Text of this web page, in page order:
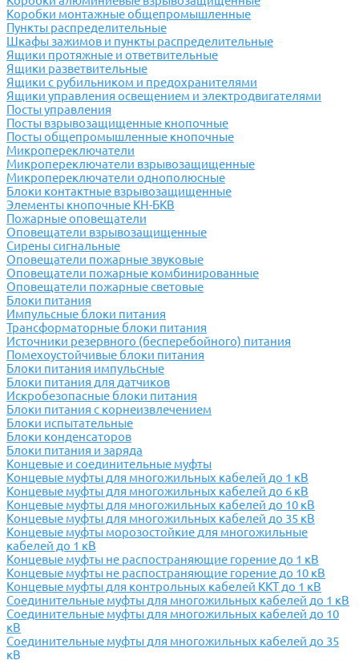
Коробки монтажные общепромышленные
Пункты распределительные
Шкафы зажимов и пункты распределительные
Ящики протяжные и ответвительные
Ящики разветвительные
Ящики с рубильником и предохранителями
Ящики управления освещением и электродвигателями
Посты управления
Посты взрывозащищенные кнопочные
Посты общепромышленные кнопочные
Микропереключатели
Микропереключатели взрывозащищенные
Микропереключатели однополюсные
Блоки контактные взрывозащищенные
Элементы кнопочные КН-БКВ
Пожарные оповещатели
Оповещатели взрывозащищенные
Сирены сигнальные
Оповещатели пожарные звуковые
Оповещатели пожарные комбинированные
Оповещатели пожарные световые
Блоки питания
Импульсные блоки питания
Трансформаторные блоки питания
Источники резервного (бесперебойного) питания
Помехоустойчивые блоки питания
Блоки питания импульсные
Блоки питания для датчиков
Искробезопасные блоки питания
Блоки питания с корнеизвлечением
Блоки испытательные
Блоки конденсаторов
Блоки питания и заряда
Концевые и соединительные муфты
Концевые муфты для многожильных кабелей до 1 кВ
Концевые муфты для многожильных кабелей до 6 кВ
Концевые муфты для многожильных кабелей до 10 кВ
Концевые муфты для многожильных кабелей до 35 кВ
Концевые муфты морозостойкие для многожильные
кабелей до 1 кВ
Концевые муфты не распостраняющие горение до 1 кВ
Концевые муфты не распостраняющие горение до 10 кВ
Концевые муфты для контрольных кабелей ККТ до 1 кВ
Соединительные муфты для многожильных кабелей до 1 кВ
Соединительные муфты для многожильных кабелей до 10
кВ
Соединительные муфты для многожильных кабелей до 35
кВ